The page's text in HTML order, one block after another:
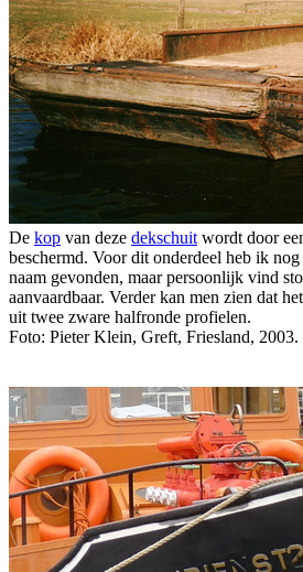
De kop van deze dekschuit wordt door
beschermd. Voor dit onderdeel heb ik nog
naam gevonden, maar persoonlijk vind
aanvaardbaar. Verder kan men zien dat
uit twee zware halfronde profielen.
Foto: Pieter Klein, Greft, Friesland, 2003.